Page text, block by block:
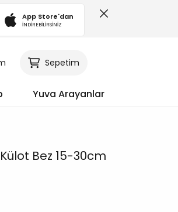
App Store'dan
İNDİREBİLİRSİNİZ
Sepetim
Yuva Arayanlar
Bez 15-30cm